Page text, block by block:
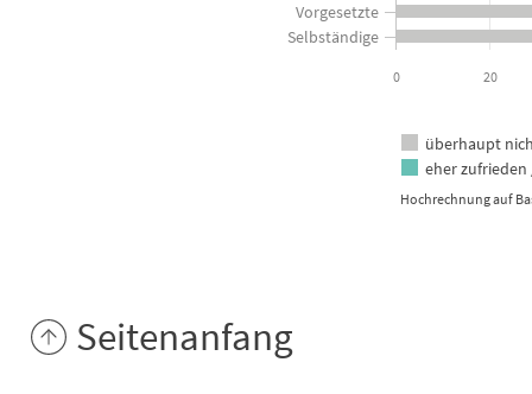
Hochrechnung auf
überhaupt
eher
0 20
Selbständige
Vorgesetzte
Seitenanfang